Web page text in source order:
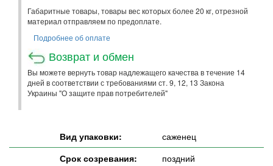
Габаритные товары, товары вес которых более 20 кг, отрезной
материал отправляем по предоплате.
Подробнее об оплате
Возврат и обмен
Вы можете вернуть товар надлежащего качества в течение 14
дней в соответствии с требованиями ст. 9, 12, 13 Закона
Украины "О защите прав потребителей"
Вид упаковки:
саженец
Срок созревания:
поздний